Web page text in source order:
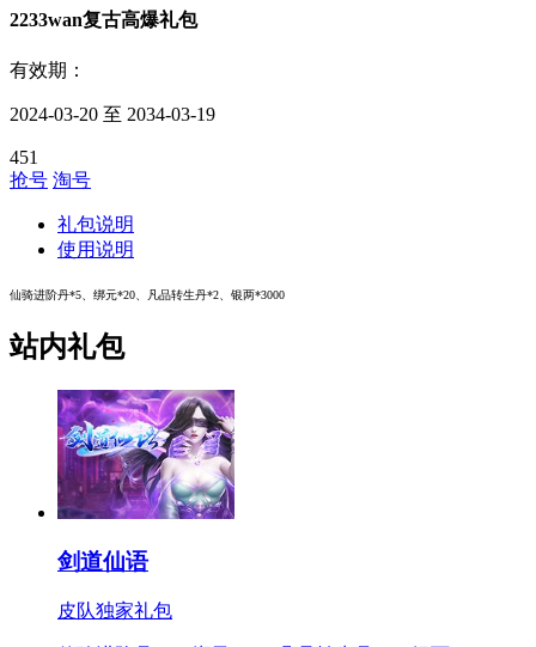
2233wan复古高爆礼包
有效期：
2024-03-20 至 2034-03-19
451
抢号 淘号
礼包说明
使用说明
仙骑进阶丹*5、绑元*20、凡品转生丹*2、银两*3000
站内礼包
剑道仙语
皮队独家礼包